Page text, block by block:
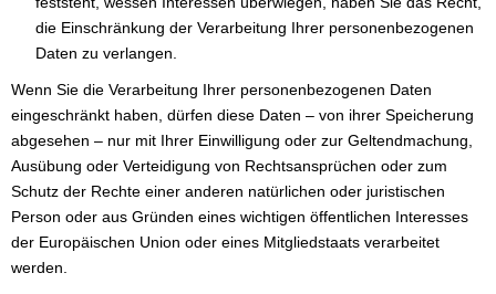
die Einschränkung der Verarbeitung Ihrer personenbezogenen
Daten zu verlangen.
Wenn Sie die Verarbeitung Ihrer personenbezogenen Daten
eingeschränkt haben, dürfen diese Daten – von ihrer Speicherung
abgesehen – nur mit Ihrer Einwilligung oder zur Geltendmachung,
Ausübung oder Verteidigung von Rechtsansprüchen oder zum
Schutz der Rechte einer anderen natürlichen oder juristischen
Person oder aus Gründen eines wichtigen öffentlichen Interesses
der Europäischen Union oder eines Mitgliedstaats verarbeitet
werden.